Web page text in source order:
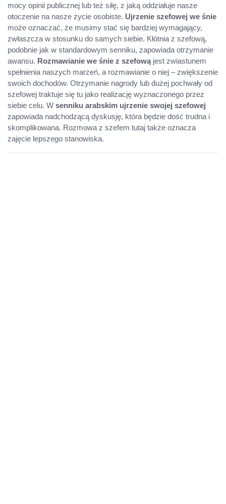
mocy opinii publicznej lub też siłę, z jaką oddziałuje nasze
otoczenie na nasze życie osobiste. Ujrzenie szefowej we śnie
może oznaczać, że musimy stać się bardziej wymagający,
zwłaszcza w stosunku do samych siebie. Kłótnia z szefową,
podobnie jak w standardowym senniku, zapowiada otrzymanie
awansu. Rozmawianie we śnie z szefowąjest zwiastunem
spełnienia naszych marzeń, a rozmawianie o niej – zwiększenie
swoich dochodów. Otrzymanie nagrody lub dużej pochwały od
szefowej traktuje się tu jako realizację wyznaczonego przez
siebie celu. W senniku arabskim ujrzenie swojej szefowej
zapowiada nadchodzącą dyskusję, która będzie dość trudna i
skomplikowana. Rozmowa z szefem tutaj także oznacza
zajęcie lepszego stanowiska.